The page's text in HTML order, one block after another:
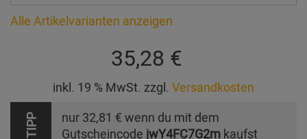
Alle Artikelvarianten anzeigen
35,28 €
inkl. 19 % MwSt. zzgl. Versandkosten
TIPP nur 32,81 € wenn du mit dem
Gutscheincode jwY4FC7G2m kaufst